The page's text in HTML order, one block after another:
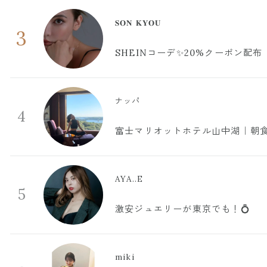
3
𝐒𝐎𝐍 𝐊𝐘𝐎𝐔
SHEINコーデ✨20%クーポン配布
4
ナッパ
富士マリオットホテル山中湖｜朝
5
AYA..E
激安ジュエリーが東京でも！💍
miki